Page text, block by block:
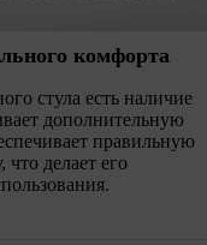
комфорта
стула есть наличие
дополнительную
правильную
что делает его